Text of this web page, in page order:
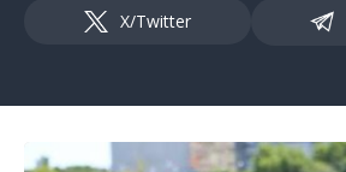
X/Twitter